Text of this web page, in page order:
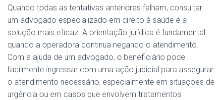
Quando todas as tentativas anteriores falham, consultar
um advogado especializado em direito à saúde é a
solução mais eficaz. A orientação jurídica é fundamental
quando a operadora continua negando o atendimento.
Com a ajuda de um advogado, o beneficiário pode
facilmente ingressar com uma ação judicial para assegurar
o atendimento necessário, especialmente em situações de
urgência ou em casos que envolvem tratamentos